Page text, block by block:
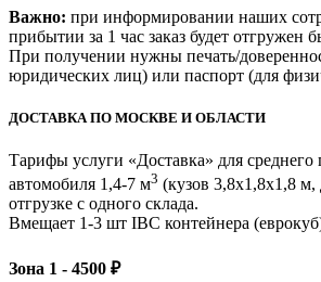
Важно: при информировании наших
прибытии за 1 час заказ будет отгружен
При получении нужны печать/
юридических лиц) или паспорт (для
ДОСТАВКА ПО МОСКВЕ И ОБЛАСТИ
Тарифы услуги «Доставка» для среднего
автомобиля 1,4-7 м3 (кузов 3,8x1,8x1,8 м,
отгрузке с одного склада.
Вмещает 1-3 шт IBC контейнера
Зона 1 - 4500 ₽